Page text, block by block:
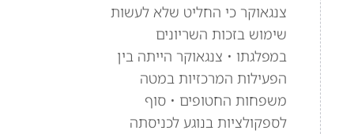
צנגאוקר כי החליט שלא לעשות
שימוש בזכות השריונים
במפלגתו • צנגאוקר הייתה בין
הפעילות המרכזיות במטה
משפחות החטופים • סוף
לספקולציות בנוגע לכניסתה